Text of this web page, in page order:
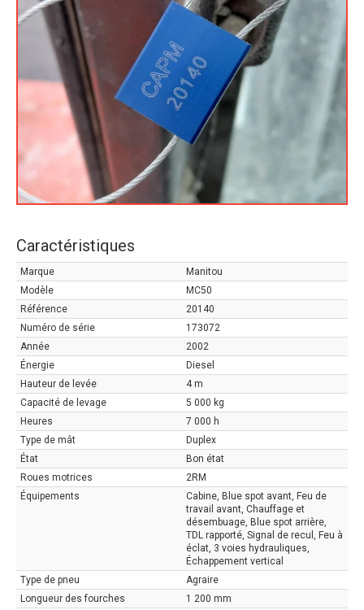
Caractéristiques
Marque
Manitou
Modèle
MC50
Référence
20140
Numéro de série
173072
Année
2002
Énergie
Diesel
Hauteur de levée
4 m
Capacité de levage
5 000 kg
Heures
7 000 h
Type de mât
Duplex
État
Bon état
Roues motrices
2RM
Équipements
Cabine, Blue spot avant, Feu de
travail avant, Chauffage et
désembuage, Blue spot arrière,
TDL rapporté, Signal de recul, Feu à
éclat, 3 voies hydrauliques,
Échappement vertical
Type de pneu
Agraire
Longueur des fourches
1 200 mm